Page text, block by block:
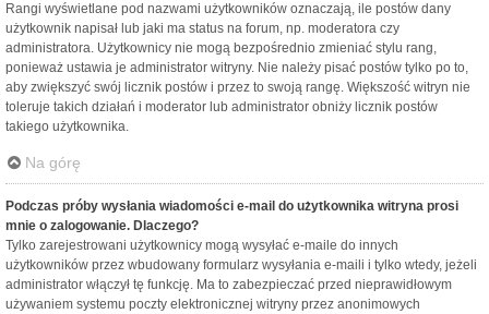
Rangi wyświetlane pod nazwami użytkowników oznaczają, ile postów dany
użytkownik napisał lub jaki ma status na forum, np. moderatora czy
administratora. Użytkownicy nie mogą bezpośrednio zmieniać stylu rang,
ponieważ ustawia je administrator witryny. Nie należy pisać postów tylko po to,
aby zwiększyć swój licznik postów i przez to swoją rangę. Większość witryn nie
toleruje takich działań i moderator lub administrator obniży licznik postów
takiego użytkownika.
Na górę
Podczas próby wysłania wiadomości e-mail do użytkownika witryna prosi
mnie o zalogowanie. Dlaczego?
Tylko zarejestrowani użytkownicy mogą wysyłać e-maile do innych
użytkowników przez wbudowany formularz wysyłania e-maili i tylko wtedy, jeżeli
administrator włączył tę funkcję. Ma to zabezpieczać przed nieprawidłowym
używaniem systemu poczty elektronicznej witryny przez anonimowych